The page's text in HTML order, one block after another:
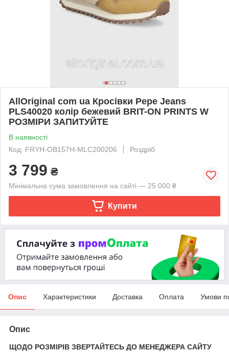
AllOriginal com ua Кросівки Pepe Jeans
PLS40020 колір бежевий BRIT-ON PRINTS W
РОЗМІРИ ЗАПИТУЙТЕ
В наявності
Код: FRYH-OB157H-MLC200206
Роздріб
3 799 ₴
Мінімальна сума замовлення на сайті — 25 000 ₴
Купити
Опис Характеристики Доставка Оплата Умови
Опис
ЩОДО РОЗМІРІВ ЗВЕРТАЙТЕСЬ ДО МЕНЕДЖЕРА САЙТУ